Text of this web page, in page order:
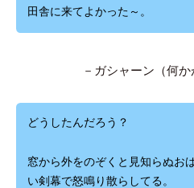
田舎に来てよかった～。
－ガシャーン（何
どうしたんだろう？
窓から外をのぞくと見知らぬお
い剣幕で怒鳴り散らしてる。